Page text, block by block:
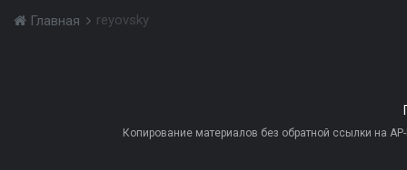
Главная reyovsky
Копирование материалов без обратной ссылки на